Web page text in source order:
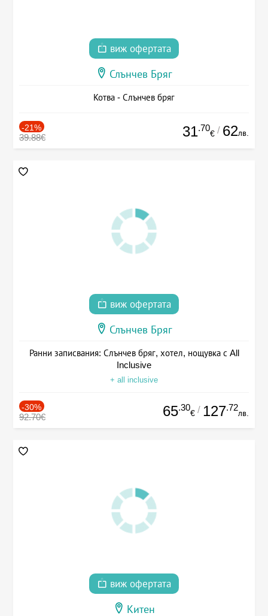
виж офертата
Слънчев Бряг
Котва - Слънчев бряг
-21%
39.88€ 31.70
€ / 62лв.
виж офертата
Слънчев Бряг
Ранни записвания: Слънчев бряг, хотел, нощувка с All
Inclusive
+ all inclusive
-30%
92.70€ 65.30
€ / 127.72
лв.
виж офертата
Китен